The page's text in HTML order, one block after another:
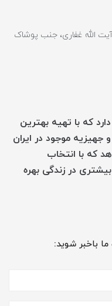
آیت الله غفاری، جنب پوشاک
که با تهیه بهترین
جهیزیه موجود در ایران
که با انتخاب
در زندگی بهره
باخبر شوید: